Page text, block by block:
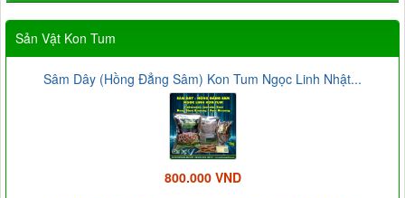
Sản Vật Kon Tum
Sâm Dây (Hồng Đẳng Sâm) Kon Tum Ngọc Linh Nhật...
800.000 VND